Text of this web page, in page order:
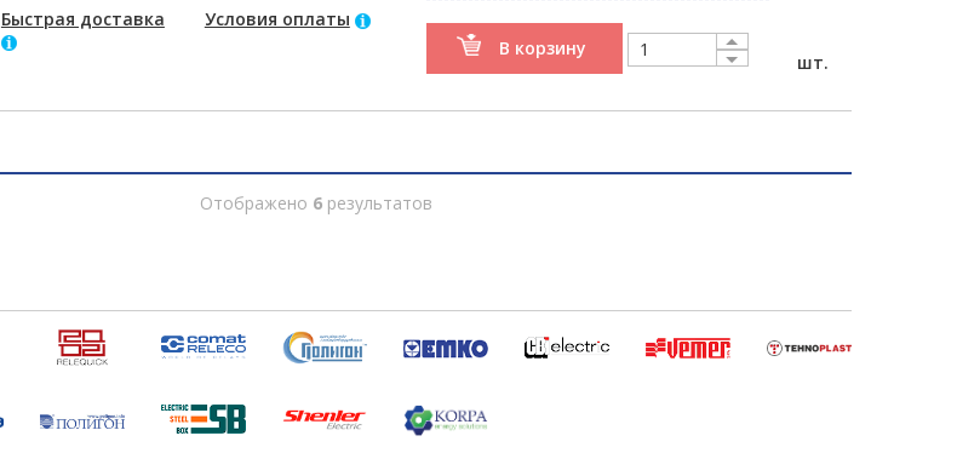
Быстрая доставка
Условия оплаты
В корзину
шт.
Отображено 6результатов